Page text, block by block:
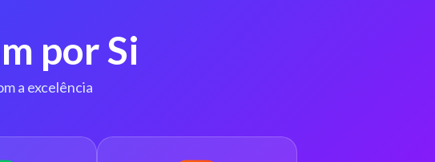
por Si
a excelência